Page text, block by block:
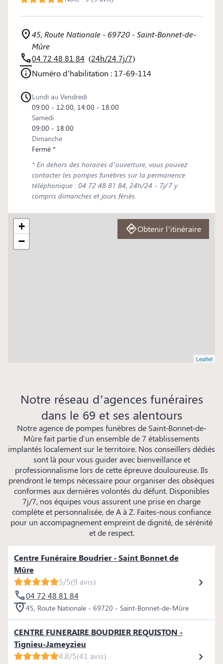
45, Route Nationale - 69720 - Saint-Bonnet-de-
Mûre
04 72 48 81 84 (24h/24 7j/7)
Numéro d’habilitation : 17-69-114
Lundi au Vendredi
09:00 - 12:00, 14:00 - 18:00
Samedi
09:00 - 18:00
Dimanche
Fermé *
* En dehors des horaires d’ouverture, vous pouvez
contacter les pompes funèbres sur la permanence
téléphonique : 04 72 48 81 84, 24h/24 - 7j/7 y
compris dimanches et jours fériés.
+
−
Leaflet
Obtenir l’itinéraire
Notre réseau d’agences funéraires
dans le 69 et ses alentours
Notre agence de pompes funèbres de Saint-Bonnet-de-
Mûre fait partie d'un ensemble de 7 établissements
implantés localement sur le territoire. Nos conseillers dédiés
sont là pour vous guider avec bienveillance et
professionnalisme lors de cette épreuve douloureuse. Ils
prendront le temps nécessaire pour organiser des obsèques
conformes aux dernières volontés du défunt. Disponibles
7j/7, nos équipes vous assurent une prise en charge
complète et personnalisée, de A à Z. Faites-nous confiance
pour un accompagnement empreint de dignité, de sérénité
et de respect.
Centre Funéraire Boudrier - Saint Bonnet de
Mûre
5/5(9 avis)
04 72 48 81 84
45, Route Nationale - 69720 - Saint-Bonnet-de-Mûre
CENTRE FUNERAIRE BOUDRIER REQUISTON -
Tignieu-Jameyzieu
4.8/5(41 avis)